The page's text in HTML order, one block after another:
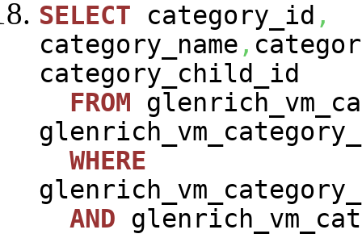
SELECT category_id ,
category_name ,
category_child_id
FROM
WHERE
AND